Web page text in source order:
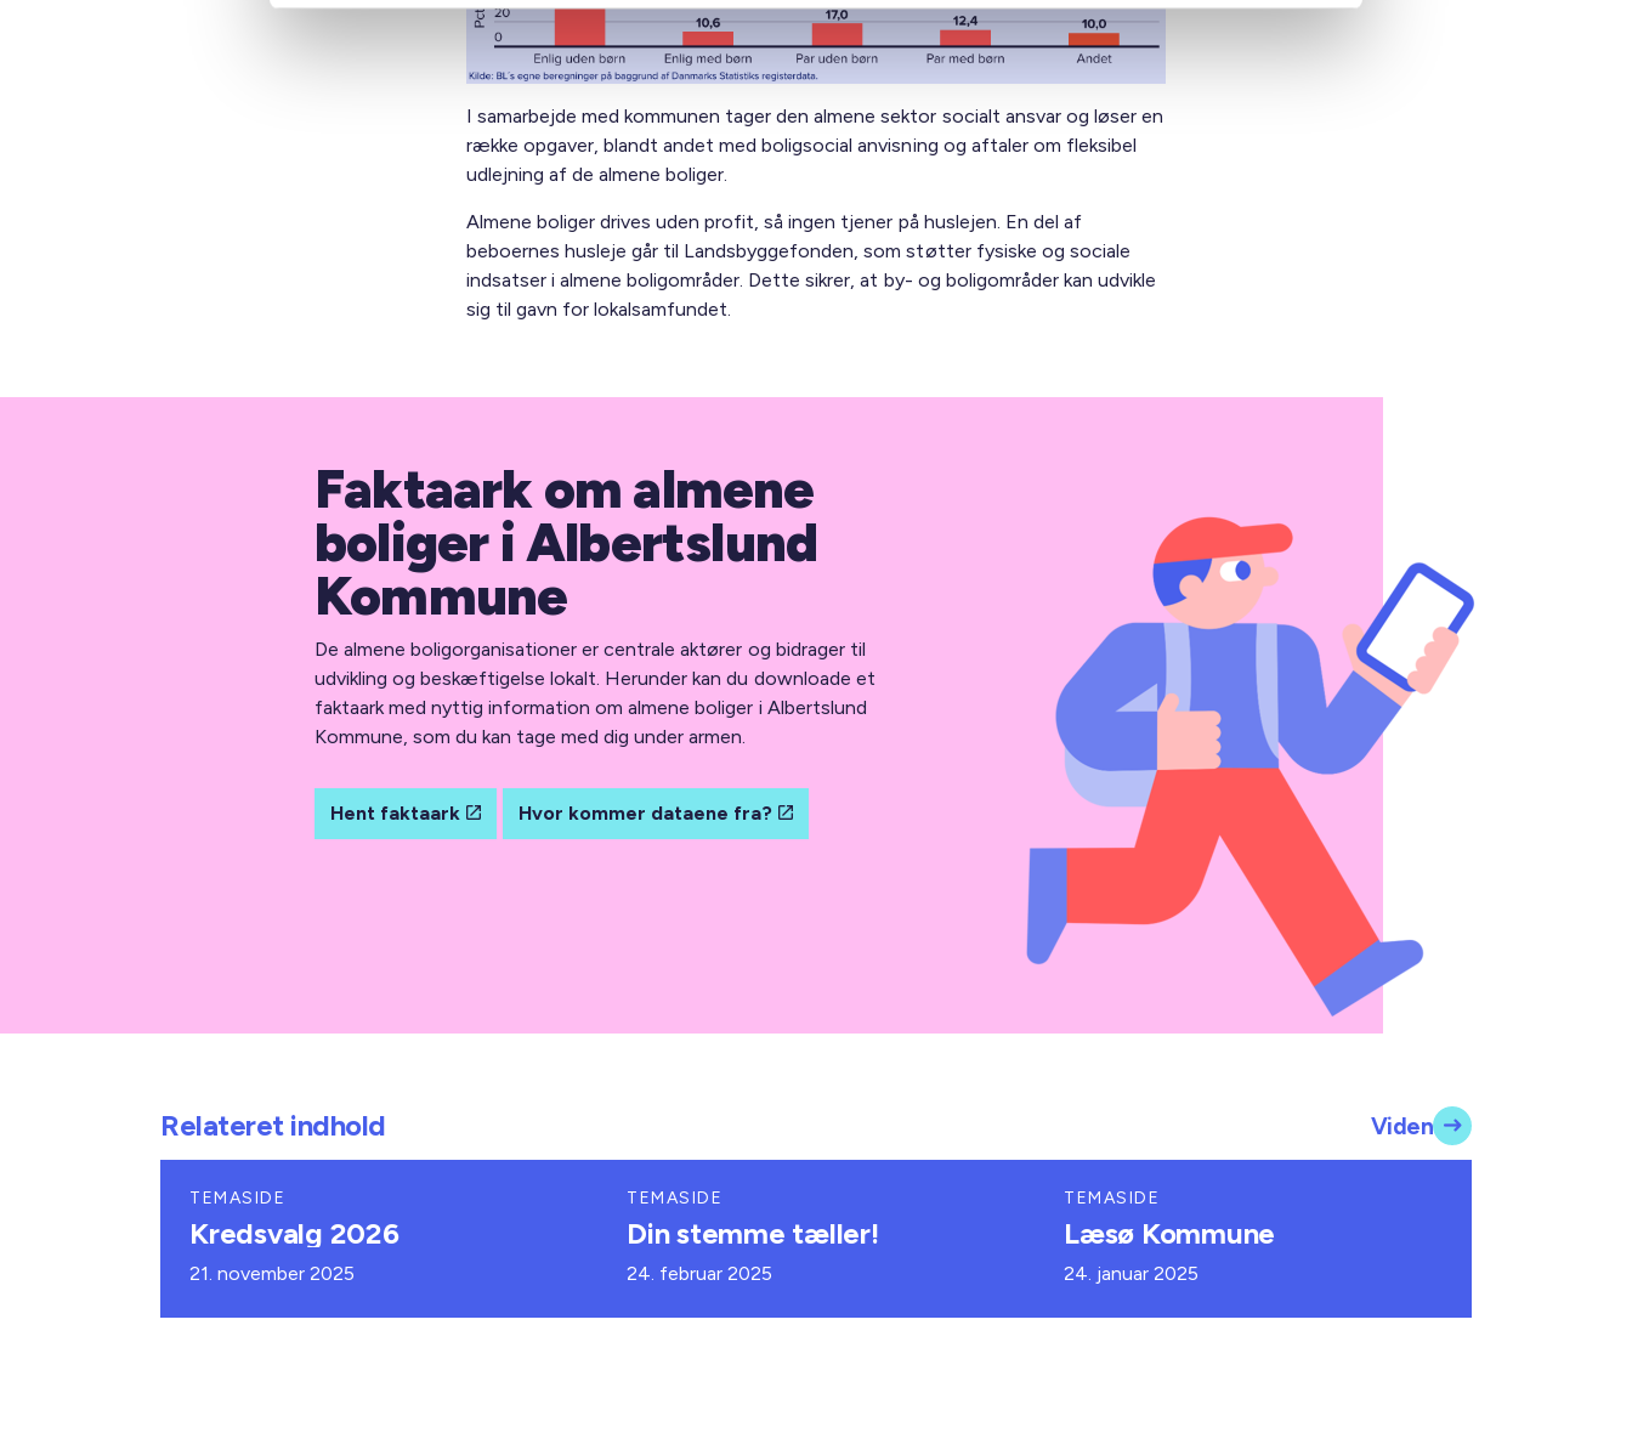
I samarbejde med kommunen tager den almene sektor socialt ansvar og løser en
række opgaver, blandt andet med boligsocial anvisning og aftaler om fleksibel
udlejning af de almene boliger.
Almene boliger drives uden profit, så ingen tjener på huslejen. En del af
beboernes husleje går til Landsbyggefonden, som støtter fysiske og sociale
indsatser i almene boligområder. Dette sikrer, at by- og boligområder kan udvikle
sig til gavn for lokalsamfundet.
Faktaark om almene
boliger i Albertslund
Kommune
De almene boligorganisationer er centrale aktører og bidrager til
udvikling og beskæftigelse lokalt. Herunder kan du downloade et
faktaark med nyttig information om almene boliger i Albertslund
Kommune, som du kan tage med dig under armen.
Hent faktaark Hvor kommer dataene fra?
Relateret indhold Viden
TEMASIDE
Kredsvalg 2026
21. november 2025
TEMASIDE
Din stemme tæller!
24. februar 2025
TEMASIDE
Læsø Kommune
24. januar 2025